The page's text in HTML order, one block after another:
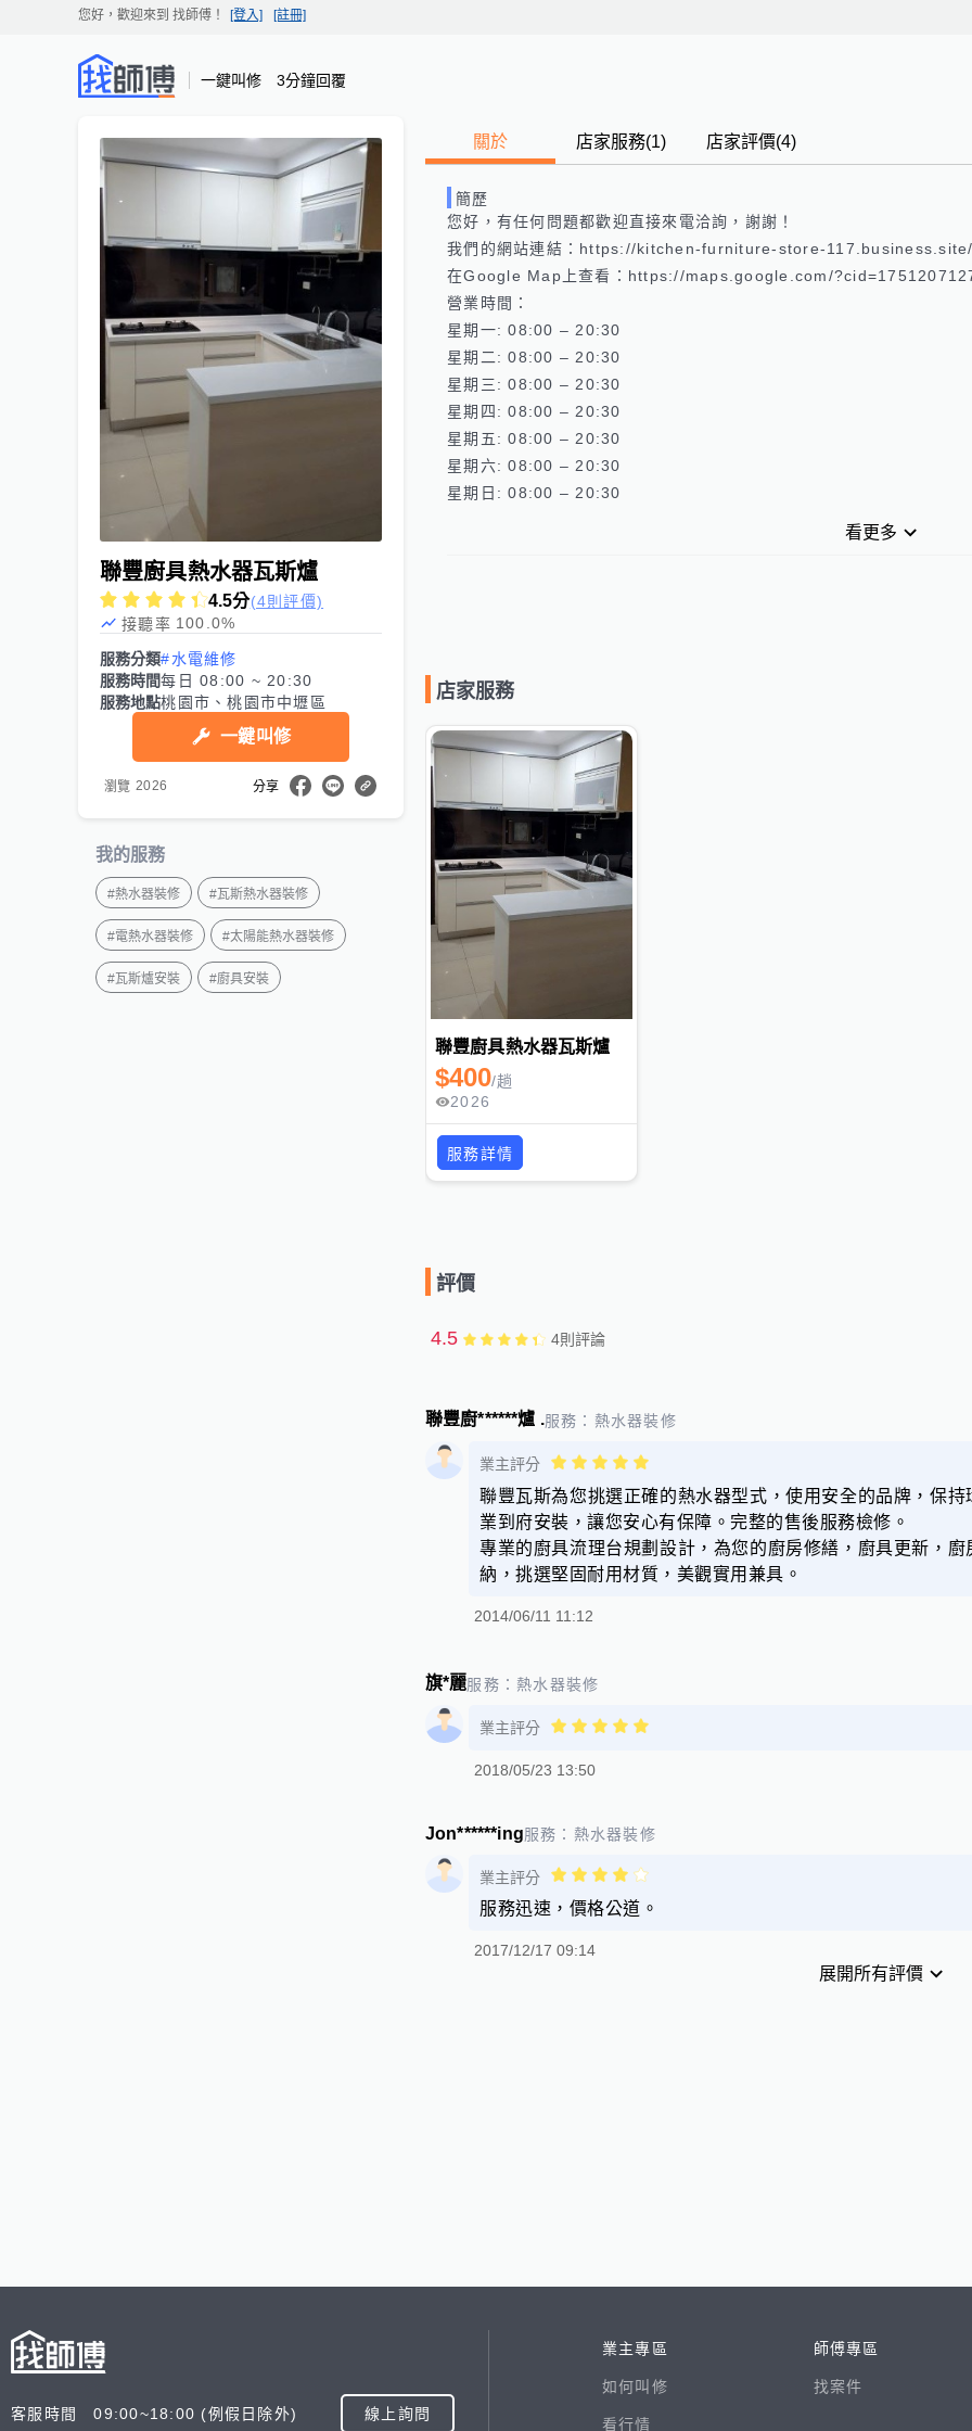
您好，歡迎來到 找師傅 ！ [登入] [註冊]
一鍵叫修 3分鐘回覆
聯豐廚具熱水器瓦斯爐
4.5分(4則評價)
接聽率 100.0%
服務分類#水電維修
服務時間每日 08:00 ~ 20:30
服務地點桃園市、桃園市中壢區
一鍵叫修
瀏覽 2026 分享
我的服務
#熱水器裝修 #瓦斯熱水器裝修
#電熱水器裝修 #太陽能熱水器裝修
#瓦斯爐安裝 #廚具安裝
關於 店家服務(1) 店家評價(4)
簡歷
您好，有任何問題都歡迎直接來電洽詢，謝謝！
我們的網站連結：https://kitchen-furniture-store-
在Google Map上查看：https://maps.google.com/
營業時間：
星期一: 08:00 – 20:30
星期二: 08:00 – 20:30
星期三: 08:00 – 20:30
星期四: 08:00 – 20:30
星期五: 08:00 – 20:30
星期六: 08:00 – 20:30
看更多
店家服務
聯豐廚具熱水器瓦斯爐
$400/趟
2026
服務詳情
評價
4.5 4則評論
聯豐廚******爐 .服務： 熱水器裝修
業主評分
聯豐瓦斯為您挑選正確的熱水器型式，使用安全的品牌，保
業到府安裝，讓您安心有保障。完整的售後服務檢修。
專業的廚具流理台規劃設計，為您的廚房修繕，廚具更新，
納，挑選堅固耐用材質，美觀實用兼具。
2014/06/11 11:12
旗*麗服務： 熱水器裝修
業主評分
2018/05/23 13:50
Jon******ing服務： 熱水器裝修
業主評分
服務迅速，價格公道。
2017/12/17 09:14
展開所有評價
客服時間 09:00~18:00 (例假日除外) 線上詢問
業主專區
如何叫修
看行情
師傅專區
找案件